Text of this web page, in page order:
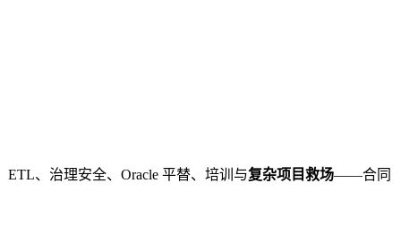
、治理安全、Oracle 平替、培训与复杂项目救场——合同